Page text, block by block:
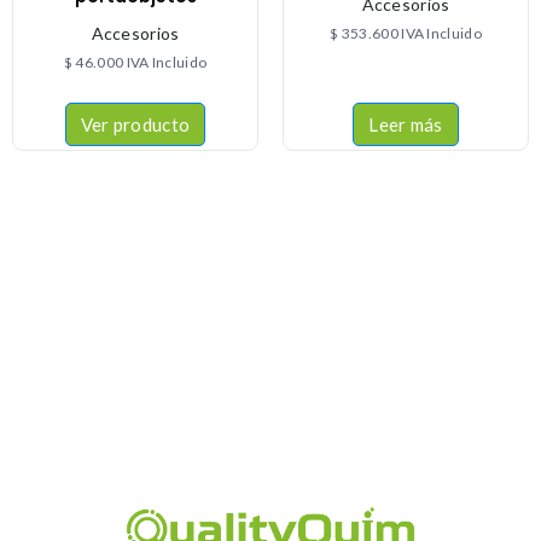
Accesorios
$ 46.000 IVA Incluido
Ver producto
$ 353.600IVA Incluido
Leer más